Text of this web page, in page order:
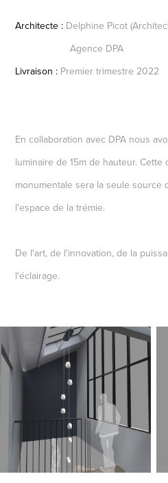
Architecte : Delphine Picot
Agence DPA
Livraison : Premier trimestre 2022
En collaboration avec DPA nous
luminaire de 15m de hauteur.
monumentale sera la seule source
l'espace de la trémie.
De l'art, de l'innovation, de la
l'éclairage.